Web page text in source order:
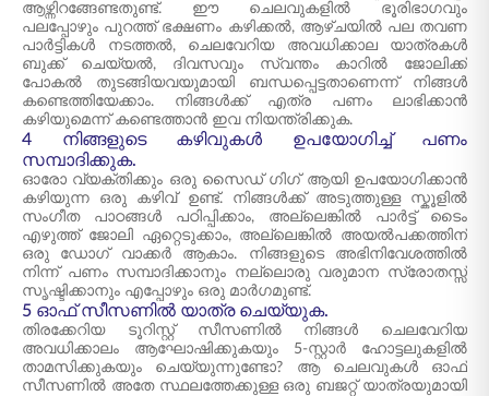
ആഴ്ന്നിറങ്ങേണ്ടതുണ്ട്. ഈ ചെലവുകളിൽ ഭൂരിഭാഗവും
പലപ്പോഴും പുറത്ത് ഭക്ഷണം കഴിക്കൽ, ആഴ്ചയിൽ പല തവണ
പാർട്ടികൾ നടത്തൽ, ചെലവേറിയ അവധിക്കാല യാത്രകൾ
ബുക്ക് ചെയ്യൽ, ദിവസവും സ്വന്തം കാറിൽ ജോലിക്ക്
പോകൽ തുടങ്ങിയവയുമായി ബന്ധപ്പെട്ടതാണെന്ന് നിങ്ങൾ
കണ്ടെത്തിയേക്കാം. നിങ്ങൾക്ക് എത്ര പണം ലാഭിക്കാൻ
കഴിയുമെന്ന് കണ്ടെത്താൻ ഇവ നിയന്ത്രിക്കുക.
4 നിങ്ങളുടെ കഴിവുകൾ ഉപയോഗിച്ച് പണം
സമ്പാദിക്കുക.
ഓരോ വ്യക്തിക്കും ഒരു സൈഡ് ഗിഗ് ആയി ഉപയോഗിക്കാൻ
കഴിയുന്ന ഒരു കഴിവ് ഉണ്ട്. നിങ്ങൾക്ക് അടുത്തുള്ള സ്കൂളിൽ
സംഗീത പാഠങ്ങൾ പഠിപ്പിക്കാം, അല്ലെങ്കിൽ പാർട്ട് ടൈം
എഴുത്ത് ജോലി ഏറ്റെടുക്കാം, അല്ലെങ്കിൽ അയൽപക്കത്തിന്
ഒരു ഡോഗ് വാക്കർ ആകാം. നിങ്ങളുടെ അഭിനിവേശത്തിൽ
നിന്ന് പണം സമ്പാദിക്കാനും നല്ലൊരു വരുമാന സ്രോതസ്സ്
സൃഷ്ടിക്കാനും എപ്പോഴും ഒരു മാർഗമുണ്ട്.
5 ഓഫ് സീസണിൽ യാത്ര ചെയ്യുക.
തിരക്കേറിയ ടൂറിസ്റ്റ് സീസണിൽ നിങ്ങൾ ചെലവേറിയ
അവധിക്കാലം ആഘോഷിക്കുകയും 5-സ്റ്റാർ ഹോട്ടലുകളിൽ
താമസിക്കുകയും ചെയ്യുന്നുണ്ടോ? ആ ചെലവുകൾ ഓഫ്
സീസണിൽ അതേ സ്ഥലത്തേക്കുള്ള ഒരു ബജറ്റ് യാത്രയുമായി